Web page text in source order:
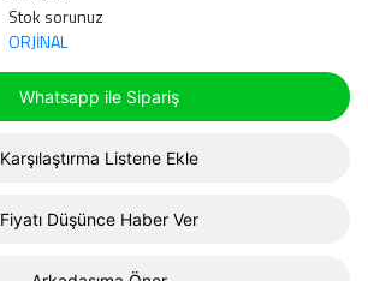
Stok sorunuz
ORJİNAL
Whatsapp ile Sipariş
Karşılaştırma Listene Ekle
Fiyatı Düşünce Haber Ver